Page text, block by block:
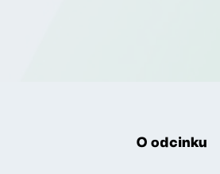
O odcinku